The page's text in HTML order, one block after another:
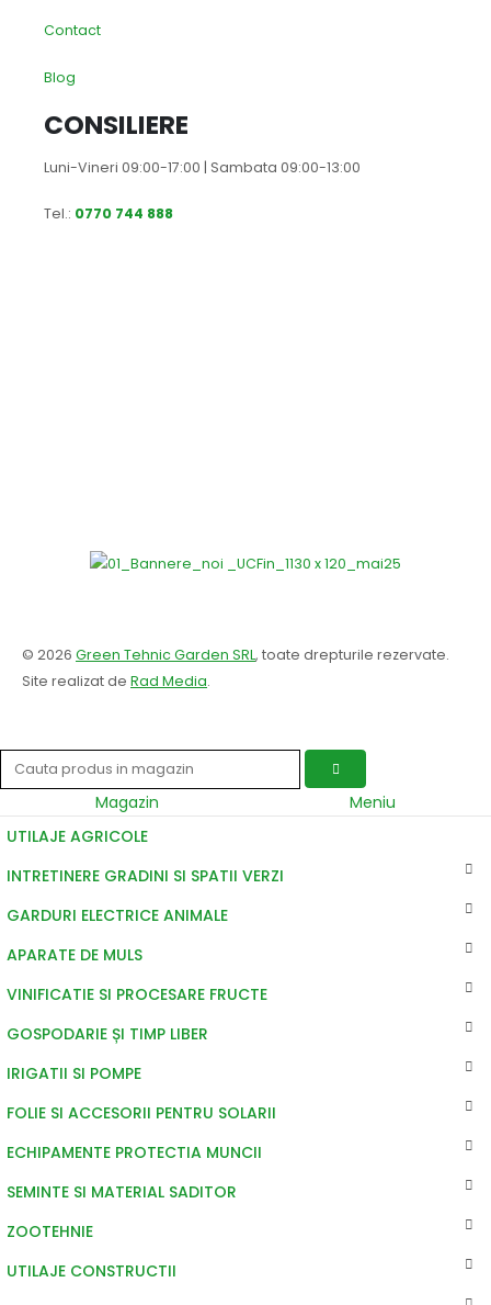
Contact
Blog
CONSILIERE
Luni-Vineri 09:00-17:00 | Sambata 09:00-13:00
Tel.: 0770 744 888
© 2026 Green Tehnic Garden SRL, toate drepturile rezervate.
Site realizat de Rad Media.
Magazin
Meniu
UTILAJE AGRICOLE
INTRETINERE GRADINI SI SPATII VERZI
GARDURI ELECTRICE ANIMALE
APARATE DE MULS
VINIFICATIE SI PROCESARE FRUCTE
GOSPODARIE ȘI TIMP LIBER
IRIGATII SI POMPE
FOLIE SI ACCESORII PENTRU SOLARII
ECHIPAMENTE PROTECTIA MUNCII
SEMINTE SI MATERIAL SADITOR
ZOOTEHNIE
UTILAJE CONSTRUCTII